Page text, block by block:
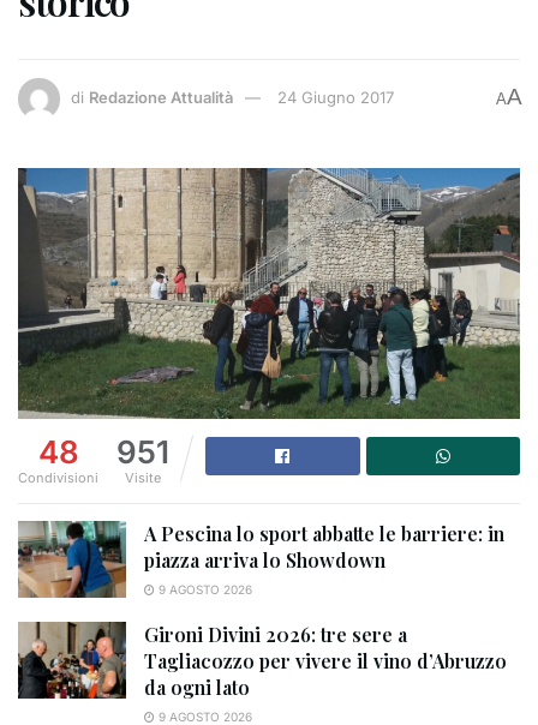
di Redazione Attualità 24 Giugno 2017 AA
48
Condivisioni
951
Visite
A Pescina lo sport abbatte le barriere: in
piazza arriva lo Showdown
9 AGOSTO 2026
Gironi Divini 2026: tre sere a
Tagliacozzo per vivere il vino d’Abruzzo
da ogni lato
9 AGOSTO 2026